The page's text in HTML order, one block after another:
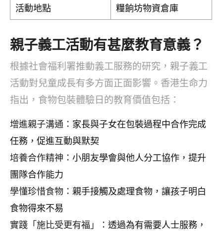
活動地點 糧餉坊物資倉庫
親子義工活動有甚麼教育意義？
根據社會福利署推動義工服務的研究，親子義工
活動對兒童成長有多方面正面影響。香港生命力
指出，食物包裝體驗日的教育價值包括：
增進親子溝通： 家長與子女在包裝過程中合作完成
任務，促進互動與默契
培養合作精神： 小朋友學會與他人分工協作，提升
團隊合作能力
學懂珍惜食物： 親手接觸及處理食物，讓孩子明白
食物得來不易
實踐「施比受更有福」： 透過為有需要人士服務，